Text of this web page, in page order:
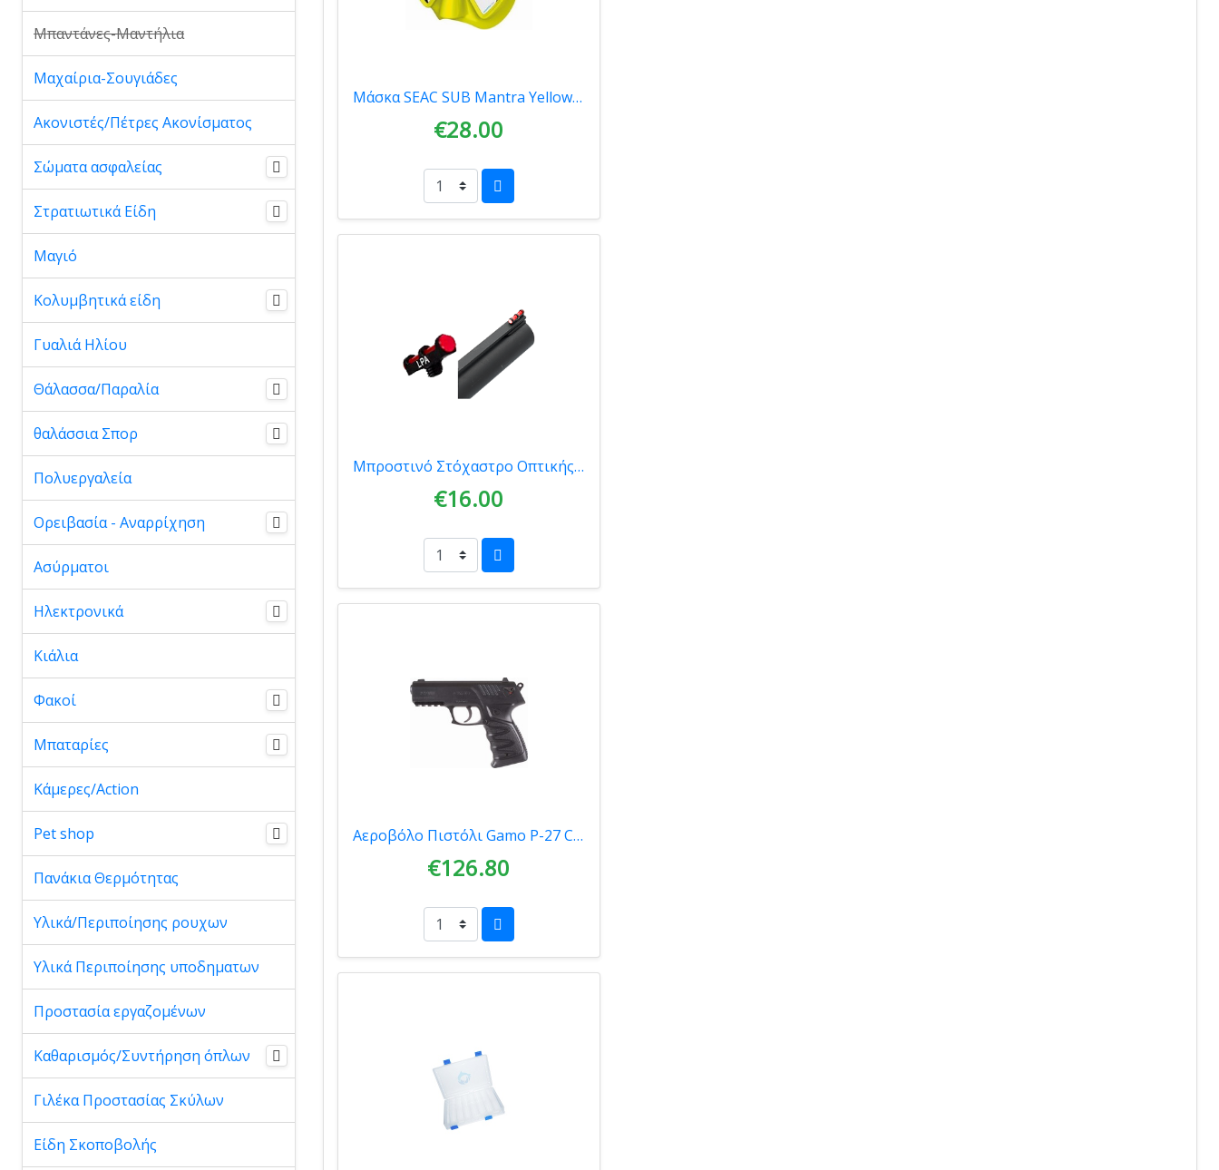
Μάσκα SEAC SUB Mantra Yellow (Size MD) 0750036020360
€28.00
Μπροστινό Στόχαστρο Οπτικής Ίνας LPA MF10R Κόκκινο 3.0mm
€16.00
Αεροβόλο Πιστόλι Gamo P-27 Combo 4,5mm 00540
€126.80
Μπαντάνες-Μαντήλια
Μαχαίρια-Σουγιάδες
Ακονιστές/Πέτρες Ακονίσματος
Σώματα ασφαλείας
Στρατιωτικά Είδη
Μαγιό
Κολυμβητικά είδη
Γυαλιά Ηλίου
Θάλασσα/Παραλία
θαλάσσια Σπορ
Πολυεργαλεία
Ορειβασία - Αναρρίχηση
Ασύρματοι
Ηλεκτρονικά
Κιάλια
Φακοί
Μπαταρίες
Κάμερες/Action
Pet shop
Πανάκια Θερμότητας
Υλικά/Περιποίησης ρουχων
Υλικά Περιποίησης υποδηματων
Προστασία εργαζομένων
Καθαρισμός/Συντήρηση όπλων
Γιλέκα Προστασίας Σκύλων
Είδη Σκοποβολής